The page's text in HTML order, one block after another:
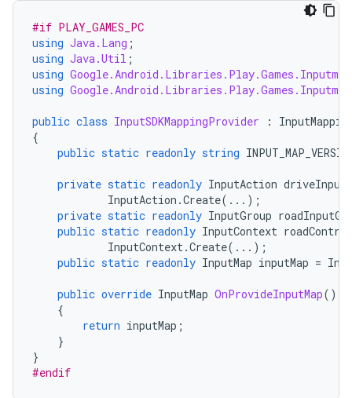
#if PLAY_GAMES_PC
using Java.Lang ;
using Java.Util ;
using
using
public class InputSDKMappingProvider :
{
public static readonly string
private static readonly InputAction
InputAction .Create(...);
private static readonly InputGroup
public static readonly InputContext
InputContext.Create(...);
public static readonly InputMap inputMap =
public override InputMap OnProvideInputMap()
{
return inputMap ;
}
}
#endif